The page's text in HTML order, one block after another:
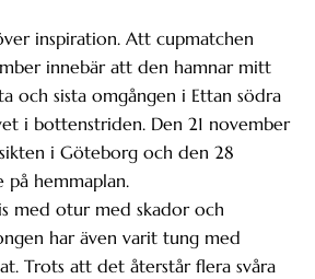
inspiration. Att cupmatchen
innebär att den hamnar mitt
och sista omgången i Ettan södra
i bottenstriden. Den 21 november
i Göteborg och den 28
på hemmaplan.
med otur med skador och
har även varit tung med
Trots att det återstår flera svåra